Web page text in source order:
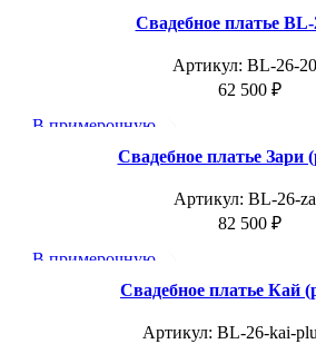
Добавить в избранноеСвадебное платье BL-
Артикул: BL-26-
62 500 ₽
В примерочную
Добавить в избранноеСвадебное платье Зари
Артикул: BL-26-
82 500 ₽
В примерочную
Добавить в избранноеСвадебное платье Кай
Артикул: BL-26-kai-